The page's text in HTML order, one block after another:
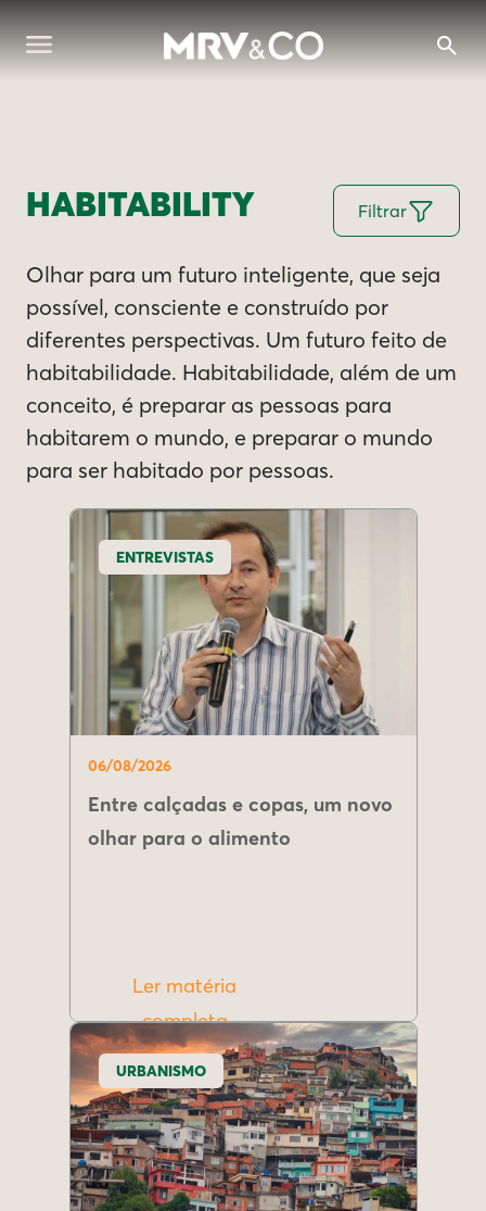
HABITABILITY Filtrar
Olhar para um futuro inteligente, que seja
possível, consciente e construído por
diferentes perspectivas. Um futuro feito de
habitabilidade. Habitabilidade, além de um
conceito, é preparar as pessoas para
habitarem o mundo, e preparar o mundo
para ser habitado por pessoas.
ENTREVISTAS
06/08/2026
Entre calçadas e copas, um novo
olhar para o alimento
Ler matéria
completa
URBANISMO